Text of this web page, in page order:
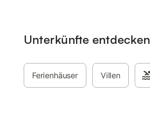
Unterkünfte entdecken
Ferienhäuser Villen